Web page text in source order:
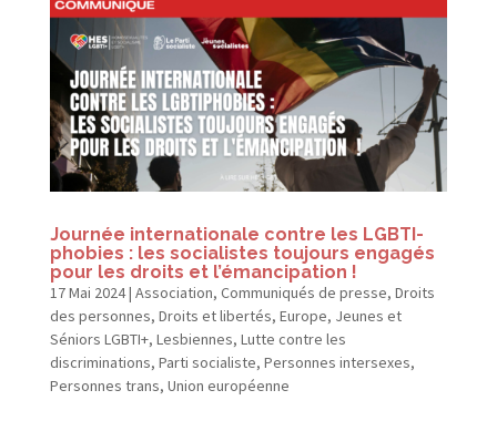
Journée internationale contre les LGBTI-​
phobies : les socialistes toujours engagés
pour les droits et l’émancipation !
17 Mai 2024| Association, Communiqués de presse, Droits
des personnes, Droits et libertés, Europe, Jeunes et
Séniors LGBTI+, Lesbiennes, Lutte contre les
discriminations, Parti socialiste, Personnes intersexes,
Personnes trans, Union européenne